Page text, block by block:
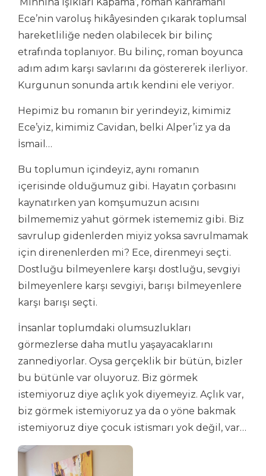
Ece’nin varoluş hikâyesinden çıkarak toplumsal
hareketliliğe neden olabilecek bir bilinç
etrafında toplanıyor. Bu bilinç, roman boyunca
adım adım karşı savlarını da göstererek ilerliyor.
Kurgunun sonunda artık kendini ele veriyor.
Hepimiz bu romanın bir yerindeyiz, kimimiz
Ece’yiz, kimimiz Cavidan, belki Alper’iz ya da
İsmail…
Bu toplumun içindeyiz, aynı romanın
içerisinde olduğumuz gibi. Hayatın çorbasını
kaynatırken yan komşumuzun acısını
bilmememiz yahut görmek istememiz gibi. Biz
savrulup gidenlerden miyiz yoksa savrulmamak
için direnenlerden mi? Ece, direnmeyi seçti.
Dostluğu bilmeyenlere karşı dostluğu, sevgiyi
bilmeyenlere karşı sevgiyi, barışı bilmeyenlere
karşı barışı seçti.
İnsanlar toplumdaki olumsuzlukları
görmezlerse daha mutlu yaşayacaklarını
zannediyorlar. Oysa gerçeklik bir bütün, bizler
bu bütünle var oluyoruz. Biz görmek
istemiyoruz diye açlık yok diyemeyiz. Açlık var,
biz görmek istemiyoruz ya da o yöne bakmak
istemiyoruz diye çocuk istismarı yok değil, var…